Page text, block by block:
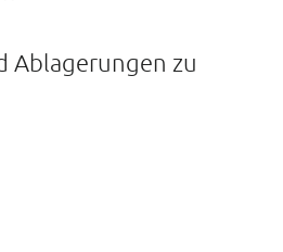
Ablagerungen zu